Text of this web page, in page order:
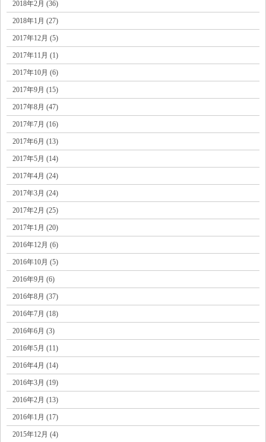
2018年2月 (36)
2018年1月 (27)
2017年12月 (5)
2017年11月 (1)
2017年10月 (6)
2017年9月 (15)
2017年8月 (47)
2017年7月 (16)
2017年6月 (13)
2017年5月 (14)
2017年4月 (24)
2017年3月 (24)
2017年2月 (25)
2017年1月 (20)
2016年12月 (6)
2016年10月 (5)
2016年9月 (6)
2016年8月 (37)
2016年7月 (18)
2016年6月 (3)
2016年5月 (11)
2016年4月 (14)
2016年3月 (19)
2016年2月 (13)
2016年1月 (17)
2015年12月 (4)